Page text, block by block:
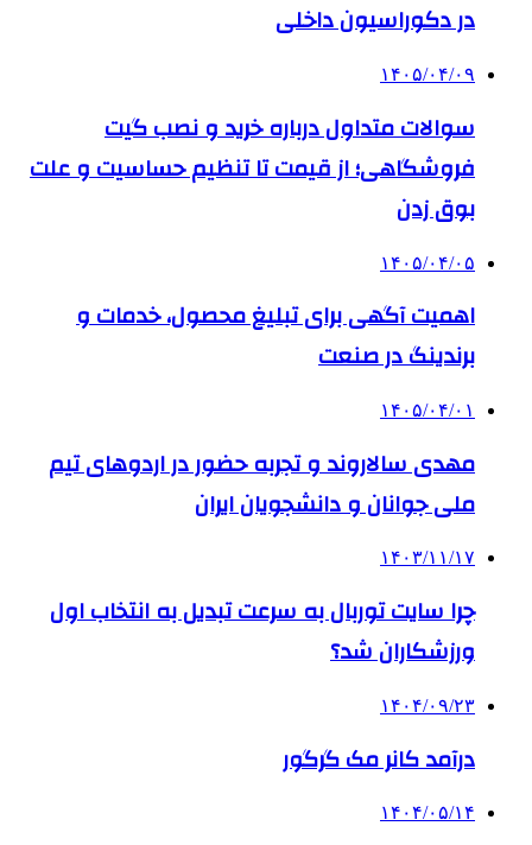
در دکوراسیون داخلی
۱۴۰۵/۰۴/۰۹
سوالات متداول درباره خرید و نصب گیت
فروشگاهی؛ از قیمت تا تنظیم حساسیت و علت
بوق زدن
۱۴۰۵/۰۴/۰۵
اهمیت آگهی برای تبلیغ محصول، خدمات و
برندینگ در صنعت
۱۴۰۵/۰۴/۰۱
مهدی سالاروند و تجربه حضور در اردوهای تیم
ملی جوانان و دانشجویان ایران
۱۴۰۳/۱۱/۱۷
چرا سایت توربال به ‌سرعت تبدیل به انتخاب اول
ورزشکاران شد؟
۱۴۰۴/۰۹/۲۳
درآمد کانر مک گرگور
۱۴۰۴/۰۵/۱۴